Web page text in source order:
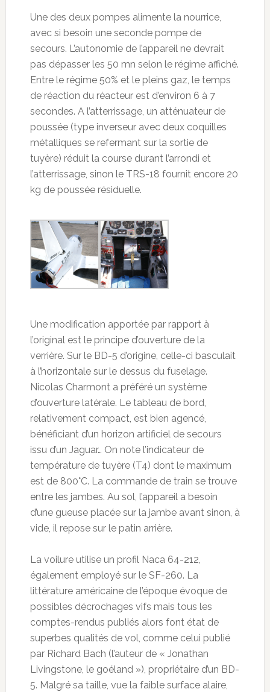
Une des deux pompes alimente la nourrice,
avec si besoin une seconde pompe de
secours. L’autonomie de l’appareil ne devrait
pas dépasser les 50 mn selon le régime affiché.
Entre le régime 50% et le pleins gaz, le temps
de réaction du réacteur est d’environ 6 à 7
secondes. A l’atterrissage, un atténuateur de
poussée (type inverseur avec deux coquilles
métalliques se refermant sur la sortie de
tuyère) réduit la course durant l’arrondi et
l’atterrissage, sinon le TRS-18 fournit encore 20
kg de poussée résiduelle.
Une modification apportée par rapport à
l’original est le principe d’ouverture de la
verrière. Sur le BD-5 d’origine, celle-ci basculait
à l’horizontale sur le dessus du fuselage.
Nicolas Charmont a préféré un système
d’ouverture latérale. Le tableau de bord,
relativement compact, est bien agencé,
bénéficiant d’un horizon artificiel de secours
issu d’un Jaguar… On note l’indicateur de
température de tuyère (T4) dont le maximum
est de 800°C. La commande de train se trouve
entre les jambes. Au sol, l’appareil a besoin
d’une gueuse placée sur la jambe avant sinon, à
vide, il repose sur le patin arrière.
La voilure utilise un profil Naca 64-212,
également employé sur le SF-260. La
littérature américaine de l’époque évoque de
possibles décrochages vifs mais tous les
comptes-rendus publiés alors font état de
superbes qualités de vol, comme celui publié
par Richard Bach (l’auteur de « Jonathan
Livingstone, le goéland »), propriétaire d’un BD-
5. Malgré sa taille, vue la faible surface alaire,